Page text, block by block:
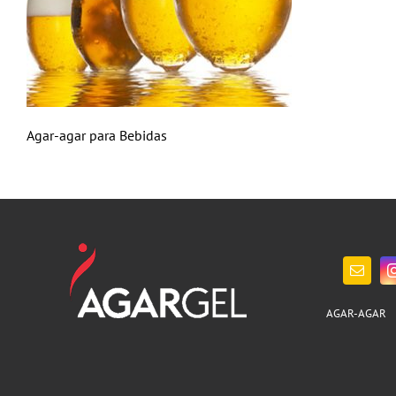
Agar-agar para Bebidas
AGAR-AGAR